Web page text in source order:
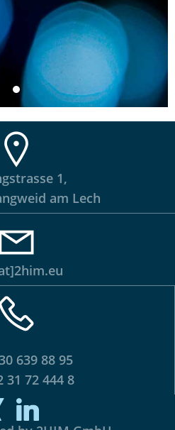
1,
am Lech
639 88 95
31 72 444 8